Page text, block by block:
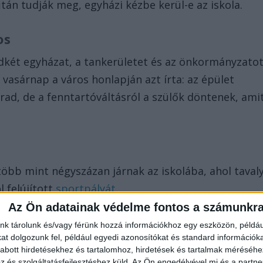
Az Ön adatainak védelme fontos a
tárolunk és/vagy férünk hozzá információkhoz egy eszközön,
dolgozunk fel, például egyedi azonosítókat és standard
hirdetésekhez és tartalomhoz, hirdetések és tartalmak
tudják meg, egyházi kézbe kerül-e az iskola.
egyházat, a tankerületet és az önkormányzatot
a város honlapján azt írta: az épület
de a fenntartóváltásról a szülők döntenek,
mint négyszázan járnak az iskolába, ahol
felújítottsportpályát.
átvenné az iskola fenntartását, írta a Veszprémi